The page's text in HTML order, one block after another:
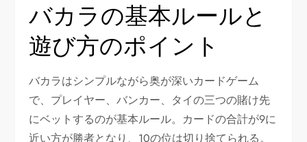
バカラの基本ルールと
遊び方のポイント
バカラはシンプルながら奥が深いカードゲーム
で、プレイヤー、バンカー、タイの三つの賭け先
にベットするのが基本ルール。カードの合計が9に
近い方が勝者となり、10の位は切り捨てられる。